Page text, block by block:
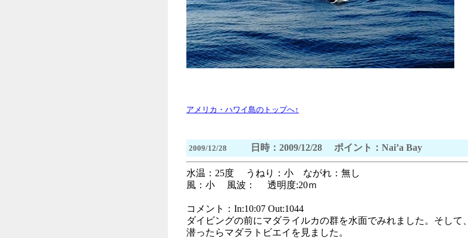
アメリカ・ハワイ島のトップへ↑
2009/12/28 日時：2009/12/28 ポイント：Nai’a Bay
水温：25度 うねり：小 ながれ：無し
風：小 風波： 透明度:20ｍ
コメント：In:10:07 Out:1044
ダイビングの前にマダライルカの群を水面でみれました。そして、
潜ったらマダラトビエイを見ました。